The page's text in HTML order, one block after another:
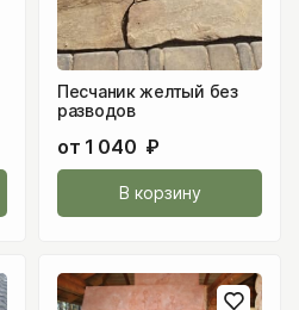
Песчаник желтый без
разводов
от 1 040 ₽
В корзину